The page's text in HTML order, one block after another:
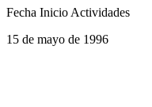
Fecha Inicio Actividades
15 de mayo de 1996